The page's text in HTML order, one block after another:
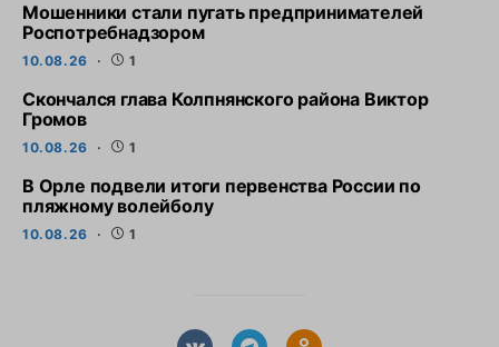
Мошенники стали пугать предпринимателей
Роспотребнадзором
10.08.26 1
Скончался глава Колпнянского района Виктор
Громов
10.08.26 1
В Орле подвели итоги первенства России по
пляжному волейболу
10.08.26 1